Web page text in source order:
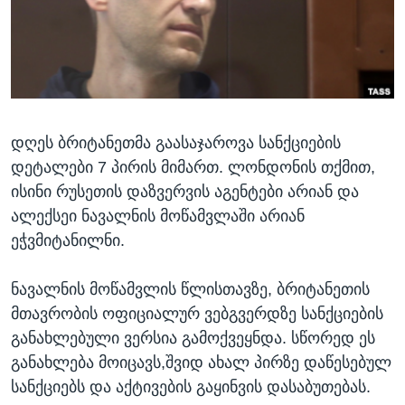
ᲡᲢᲣᲓᲘᲐ ᲕᲐᲨᲘᲜᲒᲢᲝᲜᲘ
ᲔᲙᲝᲜᲝᲛᲘᲙᲐ
ᲛᲔᲪᲜᲘᲔᲠᲔᲑᲐ
ᲙᲣᲚᲢᲣᲠᲐ
ᲒᲐᲚᲘᲚᲔᲝ
ᲓᲔᲖᲘᲜᲤᲝᲠᲛᲐᲪᲘᲐ
Learning English
ᲗᲕᲐᲚᲘ ᲒᲕᲐᲓᲔᲕᲜᲔᲗ
ენები
დღეს ბრიტანეთმა გაასაჯაროვა სანქციების
დეტალები 7 პირის მიმართ. ლონდონის თქმით,
ისინი რუსეთის დაზვერვის აგენტები არიან და
ალექსეი ნავალნის მოწამვლაში არიან
ეჭვმიტანილნი.
ნავალნის მოწამვლის წლისთავზე, ბრიტანეთის
მთავრობის ოფიციალურ ვებგვერდზე სანქციების
განახლებული ვერსია გამოქვეყნდა. სწორედ ეს
განახლება მოიცავს,შვიდ ახალ პირზე დაწესებულ
სანქციებს და აქტივების გაყინვის დასაბუთებას.